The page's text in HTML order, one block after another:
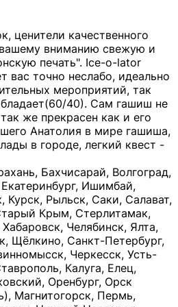
ценители качественного
вниманию свежую и
печать". Ice-o-lator
вас точно неслабо, идеально
мероприятий, так
40). Сам гашиш не
же прекрасен как и его
Анатолия в мире гашиша,
в городе, легкий квест -
(Кемеровская область), Гусев, Гусь-Хрустальный, Давлеканово, Далматово, Дальнегорск, Дегтярск, Дедовск, Демидов, Дербент, Десногорск, Дзержинск, Дзержинский (Московская область), Дивногорск, Димитровград, Дмитровск, Дно, Добрянка, Долинск, Домодедово, Донецк (ДНР), Дорогобуж, Дрезна, Дубна, Дудинка, Духовщина, Дятьково, Егорьевск, Елабуга, Елизово, Ельня (Будет изменено название), Емва, Енисейск, Ермолино, Ершов, Ессентуки, Ефремов, Железноводск, Железногорск (Красноярский край), Железногорск (Курская область), Железногорск-Илимский, Жигулёвск, Жиздра, Жирновск, Жуков, Жуковка, Заводоуковск, Заволжск, Задонск, Заинск, Заозёрный, Заозёрск, Западная Двина, Заполярный, Зарайск, Заречный (Пензенская область), Заречный (Свердловская область), Заринск, Звенигово, Зверево, Зеленогорск ( Ленинградская обл. ), Зеленоградск, Зеленодольск, Зеленокумск, Зерноград, Зима, Змеиногорск, Зубцов, Ивангород, Иваново, Ивдель, Избербаш, Изобильный, Иланский, Инза, Инкерман, Инта, Ипатово, Искитим, Йошкар-Ола, Кадников, Калач, Калач-на-Дону, Калининск, Калтан, Калязин, Камбарка, Каменка (Пензенская область), Каменногорск (Ленинградская область), Каменск-Уральский, Каменск-Шахтинский, Камень-на-Оби, Камешково, Камышин, Канаш, Кандалакша, Карабаново, Карабаш, Карачаевск, Каргат, Каргополь, Карпинск, Карталы, Касимов, Касли, Каспийск, Катав-Ивановск, Катайск, Качканар, Кашин, Кашира, Кемерово, Кемь, Кизел, Кизилюрт, Кизляр, Кимовск, Кимры, Кингисепп, Кинель, Киреевск, Киренск, Киржач, Кириши, Кирово-Чепецк, Кировск (Ленинградская область), Кировск (Мурманская область), Кирсанов, Киселёвск, Кисловодск, Климовск, Клинцы, Княгинино, Ковдор, Ковров, Когалым, Козельск, Козьмодемьянск, Кола, Кологрив, Колпашево, Колпино, Кольчугино, Комсомольск, Комсомольск-на-Амуре, Конаково, Кондопога, Кондрово, Константиновск, Кораблино, Кореновск, Корсаков, Коряжма, Костерёво, Костомукша, Котельники, Котельниково, Котельнич, Котлас, Котовск, Кохма, Красноармейск (Московская область), Краснозаводск, Краснознаменск (Московская область), Краснокаменск, Краснослободск (Волгоградская область), Краснотурьинск, Красноуральск, Красный Сулин, Кремёнки, Кропоткин, Кубинка, Кувшиново (Тверская область), Кудрово, Кулебаки, Кумертау, Курлово, Куровское, Куртамыш, Курчатов, Куса, Кушва, Кыштым, Лабытнанги, Лагань, Лаишево (Республика Татарстан), Лакинск, Лангепас, Лахденпохья, Ленинск-Кузнецкий, Ленск (Республика Саха), Лермонтов (Ставропольский край), Лесозаводск (Приморский край), Лесосибирск, Ливны (Орловская область), Ликино-Дулёво, Липки (Тульская область), Лиски (Воронежская область), Лихославль, Лодейное Поле, Ломоносов (Санкт-Петербург), Лосино-Петровский, Лукоянов, Луховицы, Лыткарино, Любань (Ленинградская область), Любим, Людиново, Магас, Майский, Макаров, Малая Вишера, Малгобек, Мамадыш, Мамоново, Мантурово, Маркс, Махачкала, Мглин, Мегион, Медвежьегорск, Медногорск, Медынь, Меленки, Мелеуз, Менделеевск, Мещовск, Микунь, Миллерово, Минусинск, Миньяр, Мирный (Архангельская область), Мирный (Якутия), Михайловка (Город), Михайловск (Свердловская область), Михайловск (Ставропольский край), Могоча, Можга, Моздок, Мончегорск, Морозовск, Моршанск, Мосальск, Муравленко, Мурино, Муром, Мценск, Мыски, Набережные Челны, Навашино (Нижегородская область), Назарово (Красноярский край), Назрань, Нальчик, Наро-Фоминск, Нарткала, Нарьян-Мар, Находка, Невель (Псковская область), Невельск, Невьянск, Нелидово (Тверская область), Неман, Нерехта (Костромская область), Нерюнгри, Нестеров, Нефтегорск (Самарская область), Нефтекумск, Нижневартовск, Нижнекамск (Республика Татарстан), Нижнеудинск, Нижние Серги, Нижний Ломов, Нижняя Тура, Николаевск-на-Амуре, Никольск (Вологодская область), Никольск (Пензенская область), Новая Ладога, Новая Ляля, Новоалександровск, Новоалтайск, Нововоронеж, Новодвинск, Новозыбков, Новокубанск, Новокуйбышевск, Новомичуринск, Новопавловск, Новоржев, Новосокольники, Новотроицк, Новоульяновск, Новоуральск, Новохопёрск, Новочебоксарск, Новошахтинск, Новый Оскол, Новый Уренгой, Норильск, Нурлат, Нягань, Нязепетровск, Няндома, Облучье, Обоянь, Озёрск (Калининградская область), Озёрск (Челябинская область), Озёры, Октябрьск (Самарская область), Октябрьский (Башкортостан), Окуловка (Новгородская область), Оленегорск, Олонец, Онега, Опочка, Осинники, Осташков, Остров, Острогожск, Отрадный, Оха, Павлово, Павловск (Воронежская область), Павловск (Санкт-Петербург), Павловский Посад, Партизанск, Певек, Пенза, Первоуральск, Перевоз, Пересвет, Переславль-Залесский, Пестово (Новгородская область), Петрозаводск, Петропавловск-Камчатский, Печоры, Пикалёво, Пионерский, Питкяранта, Плавск, Плёс, Подпорожье, Покачи, Покров, Покровск, Полесск, Полысаево, Полярные Зори, Полярный, Поронайск, Порхов, Похвистнево, Почеп, Починок, Пошехонье, Правдинск, Приморск (Калининградская область), Приморско-Ахтарск, Приозерск, Прокопьевск, Протвино, Прохладный, Пугачёв, Пудож, Пустошка, Пушкино, Пущино, Пыталово, Радужный (Владимирская область), Радужный (Ханты-Мансийский АО), Райчихинск, Раменское, Рассказово, Ревда, Реж, Реутов, Родники, Россошь, Ростов (Ярославская обл.), Рошаль, Ртищево, Рубцовск, Рузаевка, Рыбинск, Рыбное, Ряжск, Салехард, Сальск, Саранск, Сарапул, Саров, Сасово, Сатка, Сафоново, Саяногорск, Саянск, Светлогорск, Светлоград, Светлый, Светогорск (Ленинградская область), Свободный, Себеж, Северобайкальск, Северодвинск, Североуральск, Сегежа, Семикаракорск, Сенгилей, Серафимович, Сергач, Сергиев Посад, Сердобск, Сертолово (Ленинградская область), Сестрорецк (Ленинградская область), Сибай, Скопин, Славгород, Сланцы, Слободской, Слюдянка, Собинка, Советск (Кировская область), Советск (Калининградская область), Советск (Тульская область), Советская Гавань, Советский (Ханты-Мансийский АО), Сокол (Вологодская область), Солигалич, Соль-Илецк, Сольцы, Сортавала, Сосенский, Сосновоборск, Сосновый Бор (Ленинградская область), Сосногорск, Спас-Клепики, Спасск-Рязанский, С